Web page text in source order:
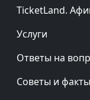
TicketLand.
Услуги
Ответы на
Советы и факты